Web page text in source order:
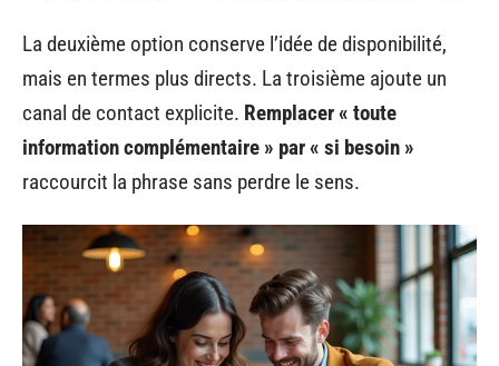
La deuxième option conserve l’idée de disponibilité,
mais en termes plus directs. La troisième ajoute un
canal de contact explicite. Remplacer « toute
information complémentaire » par « si besoin »
raccourcit la phrase sans perdre le sens.